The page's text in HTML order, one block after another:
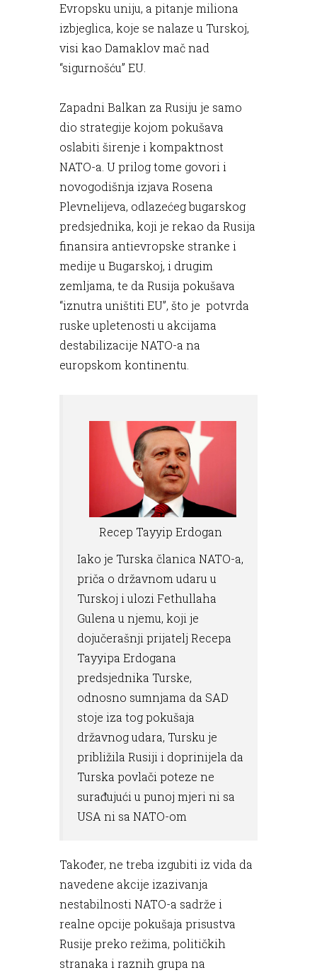
Evropsku uniju, a pitanje miliona
izbjeglica, koje se nalaze u Turskoj,
visi kao Damaklov mač nad
“sigurnošću” EU.
Zapadni Balkan za Rusiju je samo
dio strategije kojom pokušava
oslabiti širenje i kompaktnost
NATO-a. U prilog tome govori i
novogodišnja izjava Rosena
Plevnelijeva, odlazećeg bugarskog
predsjednika, koji je rekao da Rusija
finansira antievropske stranke i
medije u Bugarskoj, i drugim
zemljama, te da Rusija pokušava
“iznutra uništiti EU”, što je potvrda
ruske upletenosti u akcijama
destabilizacije NATO-a na
europskom kontinentu.
Recep Tayyip Erdogan
Iako je Turska članica NATO-a,
priča o državnom udaru u
Turskoj i ulozi Fethullaha
Gulena u njemu, koji je
dojučerašnji prijatelj Recepa
Tayyipa Erdogana
predsjednika Turske,
odnosno sumnjama da SAD
stoje iza tog pokušaja
državnog udara, Tursku je
približila Rusiji i doprinijela da
Turska povlači poteze ne
surađujući u punoj mjeri ni sa
USA ni sa NATO-om
Također, ne treba izgubiti iz vida da
navedene akcije izazivanja
nestabilnosti NATO-a sadrže i
realne opcije pokušaja prisustva
Rusije preko režima, političkih
stranaka i raznih grupa na